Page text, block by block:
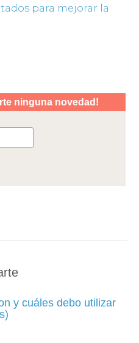
para mejorar la
y cuáles debo utilizar